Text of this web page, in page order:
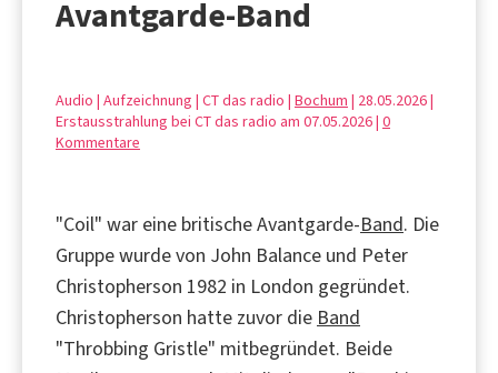
Avantgarde-Band
Audio | Aufzeichnung | CT das radio | Bochum | 28.05.2026 |
Erstausstrahlung bei CT das radio am 07.05.2026 | 0
Kommentare
"Coil" war eine britische Avantgarde-Band. Die
Gruppe wurde von John Balance und Peter
Christopherson 1982 in London gegründet.
Christopherson hatte zuvor die Band
"Throbbing Gristle" mitbegründet. Beide